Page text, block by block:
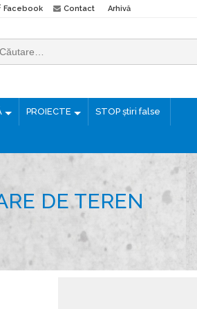
Facebook Contact Arhivă
PROIECTE STOP știri false
DE TEREN